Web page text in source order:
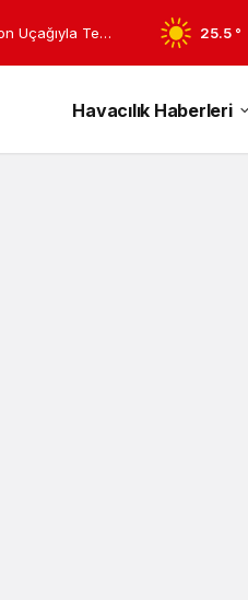
Uçağıyla Test 25.5 °
Havacılık Haberleri